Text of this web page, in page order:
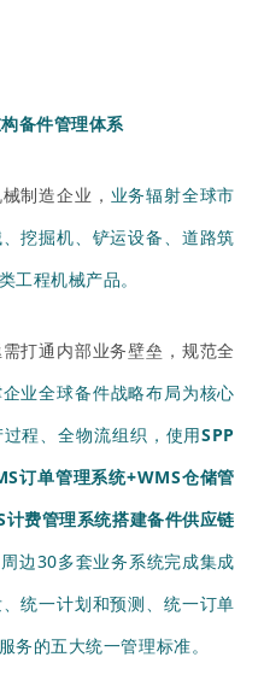
备件管理体系
制造企业， 业务辐射全球市
挖掘机、铲运设备、道路筑
工程机械产品。
打通内部业务壁垒，规范全
业全球备件战略布局为核心
程、全物流组织 ，使用SPP
订单管理系统+WMS仓储管
计费管理系统搭建备件供应链
周边30多套业务系统完成集成
统一计划和预测、统一订单
务的五大统一管理标准。